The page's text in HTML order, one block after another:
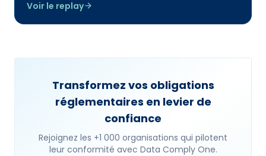
Voir le replay
Transformez vos obligations
réglementaires en levier de
confiance
Rejoignez les +1 000 organisations qui pilotent
leur conformité avec Data Comply One.